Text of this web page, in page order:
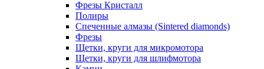
Фрезы Кристалл
Полиры
Спеченные алмазы (Sintered diamonds)
Фрезы
Щетки, круги для микромотора
Щетки, круги для шлифмотора